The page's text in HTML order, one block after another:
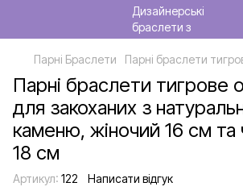
Парні Браслети Парні браслети
Парні браслети тигрове
для закоханих з
каменю, жіночий 16 см та
18 см
Артикул: 122 Написати відгук